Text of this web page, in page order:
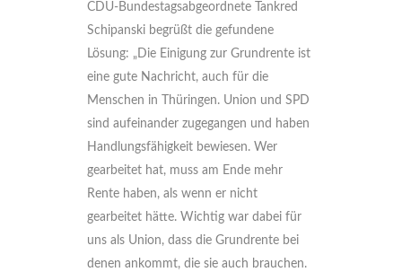
CDU-Bundestagsabgeordnete Tankred
Schipanski begrüßt die gefundene
Lösung: „Die Einigung zur Grundrente ist
eine gute Nachricht, auch für die
Menschen in Thüringen. Union und SPD
sind aufeinander zugegangen und haben
Handlungsfähigkeit bewiesen. Wer
gearbeitet hat, muss am Ende mehr
Rente haben, als wenn er nicht
gearbeitet hätte. Wichtig war dabei für
uns als Union, dass die Grundrente bei
denen ankommt, die sie auch brauchen.